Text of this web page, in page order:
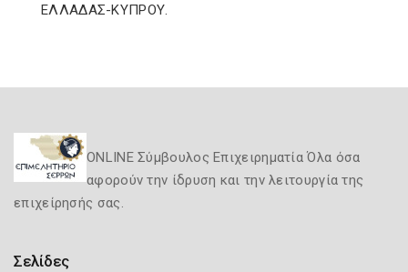
ΕΛΛΑΔΑΣ-ΚΥΠΡΟΥ.
ONLINE Σύμβουλος Επιχειρηματία Όλα όσα
αφορούν την ίδρυση και την λειτουργία της
επιχείρησής σας.
Σελίδες